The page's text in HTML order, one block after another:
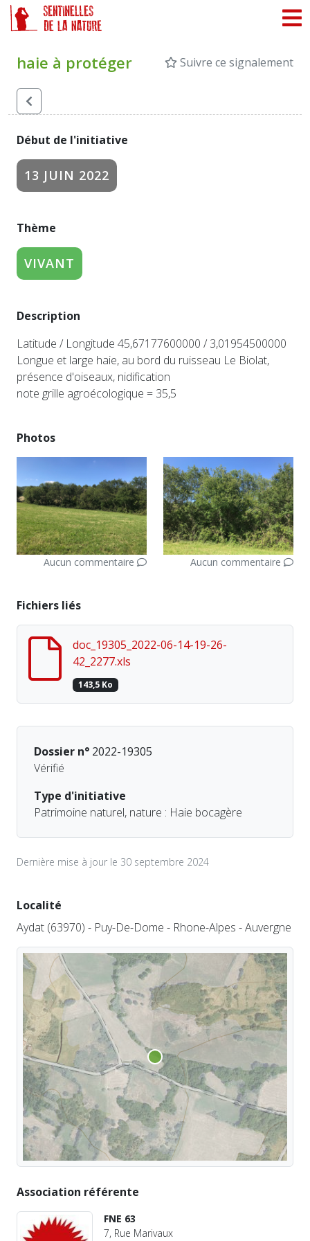
haie à protéger Suivre ce signalement
Début de l'initiative
13 JUIN 2022
Thème
VIVANT
Description
Latitude / Longitude 45,67177600000 / 3,01954500000
Longue et large haie, au bord du ruisseau Le Biolat,
présence d'oiseaux, nidification
note grille agroécologique = 35,5
Photos
Aucun commentaire Aucun commentaire
Fichiers liés
doc_19305_2022-06-14-19-26-
42_2277.xls
143,5 Ko
Dossier n° 2022-19305
Vérifié
Type d'initiative
Patrimoine naturel, nature : Haie bocagère
Dernière mise à jour le 30 septembre 2024
Localité
Aydat (63970) - Puy-De-Dome - Rhone-Alpes - Auvergne
Association référente
FNE 63
7, Rue Marivaux
Panneau de gestion des cookies